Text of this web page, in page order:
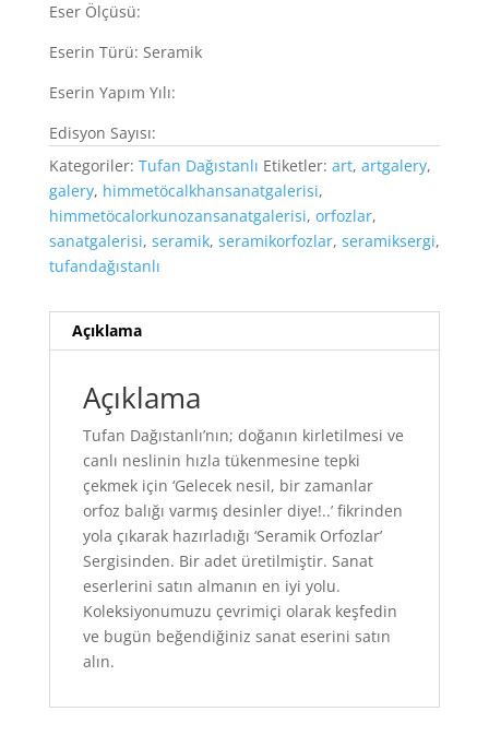
Eser Ölçüsü:
Eserin Türü: Seramik
Eserin Yapım Yılı:
Edisyon Sayısı:
Kategoriler: Tufan Dağıstanlı Etiketler: art, artgalery,
galery, himmetöcalkhansanatgalerisi,
himmetöcalorkunozansanatgalerisi, orfozlar,
sanatgalerisi, seramik, seramikorfozlar, seramiksergi,
tufandağıstanlı
Açıklama
Açıklama
Tufan Dağıstanlı’nın; doğanın kirletilmesi ve
canlı neslinin hızla tükenmesine tepki
çekmek için ‘Gelecek nesil, bir zamanlar
orfoz balığı varmış desinler diye!..’ fikrinden
yola çıkarak hazırladığı ‘Seramik Orfozlar’
Sergisinden. Bir adet üretilmiştir. Sanat
eserlerini satın almanın en iyi yolu.
Koleksiyonumuzu çevrimiçi olarak keşfedin
ve bugün beğendiğiniz sanat eserini satın
alın.